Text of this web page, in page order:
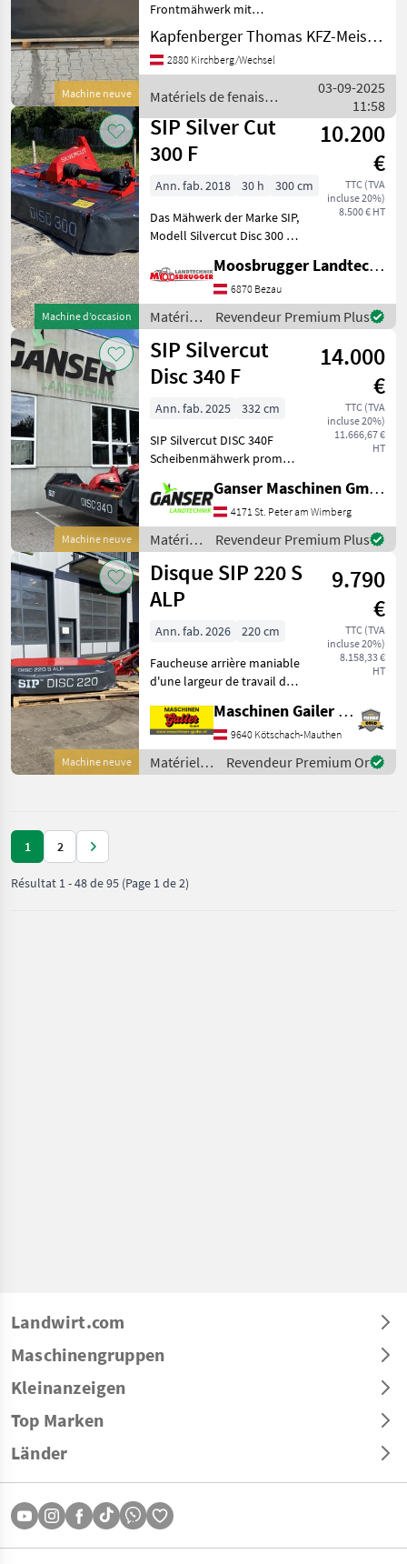
Machine neuve
Frontmähwerk mit
hydraulischem
Seitenverschub und
Klingenschnellwechsler
Basculement: Basculement
mécanique, Faucheuses
frontale
Kapfenberger Thomas KFZ-Meisterbetrieb
2880 Kirchberg/Wechsel
Matériels de fenaison
/ SIP
03-09-2025
11:58
Machine d’occasion
SIP Silver Cut
300 F
10.200
€
TTC (TVA
incluse 20%)
8.500 € HT
Ann. fab. 2018 30 h
300 cm
Das Mähwerk der Marke SIP,
Modell Silvercut Disc 300 F
leistungsstarkes und
äußerst zuverlässiges
Frontmähwerk dar. Mit nur
30 Betriebs
Moosbrugger Landtechnik GmbH
6870 Bezau
Matériels
de
fenaison
/ SIP
Revendeur Premium Plus
Machine neuve
SIP Silvercut
Disc 340 F
14.000
€
TTC (TVA
incluse 20%)
11.666,67 €
HT
Ann. fab. 2025
332 cm
SIP Silvercut DISC 340F
Scheibenmähwerk prompt
681.5 kg mit S-Flow 863 kg
*Mähscheibenanzahl: 8
*Schwadbreite: 1.6-2.6 m
Barre de coupe
Ganser Maschinen GmbH
4171 St. Peter am Wimberg
Matériels
de
fenaison
/ SIP
Revendeur Premium Plus
Machine neuve
Disque SIP 220 S
ALP
9.790
€
TTC (TVA
incluse 20%)
8.158,33 €
HT
Ann. fab. 2026
220 cm
Faucheuse arrière maniable
d'une largeur de travail de
: - Attelage arrière cat. 1/2 -
possibilités de réglage au
niveau du support d'at
Maschinen Gailer GmbH
9640 Kötschach-Mauthen
Matériels
de
Revendeur Premium Or
1 2
Résultat 1-48de95 (Page 1 de 2)
Landwirt.com
Maschinengruppen
Kleinanzeigen
Top Marken
Länder